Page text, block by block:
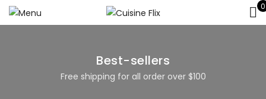
0
Best-sellers
Free shipping for all order over $100